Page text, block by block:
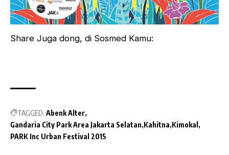
Share Juga dong, di Sosmed Kamu:
TAGGED: Abenk Alter
Gandaria City Park Area Jakarta Selatan Kahitna Kimokal
PARK Inc Urban Festival 2015